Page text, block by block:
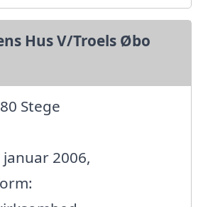
Hus V/Troels Øbo
Stege
2006,